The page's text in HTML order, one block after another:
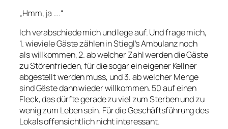
„Hmm, ja ….“
Ich verabschiede mich und lege auf. Und frage mich,
1. wieviele Gäste zählen in Stiegl’s Ambulanz noch
als willkommen, 2. ab welcher Zahl werden die Gäste
zu Störenfrieden, für die sogar ein eigener Kellner
abgestellt werden muss, und 3. ab welcher Menge
sind Gäste dann wieder willkommen. 50 auf einen
Fleck, das dürfte gerade zu viel zum Sterben und zu
wenig zum Leben sein. Für die Geschäftsführung des
Lokals offensichtlich nicht interessant.